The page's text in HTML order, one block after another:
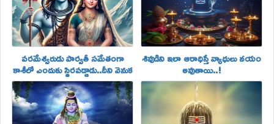
పరమేశ్వరుడు పార్వతీ సమేతంగా
కాశీలో ఎందుకు స్థిరపడ్డాడు..దీని వెనుక
కథ తెలుసా!
శివుడిని ఇలా ఆరాధిస్తే వ్యాధులు నయం
అవుతాయి..!